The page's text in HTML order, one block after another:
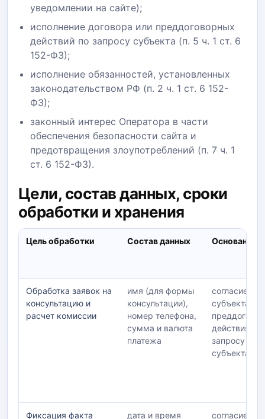
уведомлении на сайте);
исполнение договора или преддоговорных
действий по запросу субъекта (п. 5 ч. 1 ст. 6
152-ФЗ);
исполнение обязанностей, установленных
законодательством РФ (п. 2 ч. 1 ст. 6 152-
ФЗ);
законный интерес Оператора в части
обеспечения безопасности сайта и
предотвращения злоупотреблений (п. 7 ч. 1
ст. 6 152-ФЗ).
Цели, состав данных, сроки
обработки и хранения
Цель обработки Состав данных Основание
Обработка заявок на
консультацию и
расчет комиссии
имя (для формы
консультации),
номер телефона,
сумма и валюта
платежа
согласие
субъекта;
действия по
запросу
субъекта
Фиксация факта дата и время согласие